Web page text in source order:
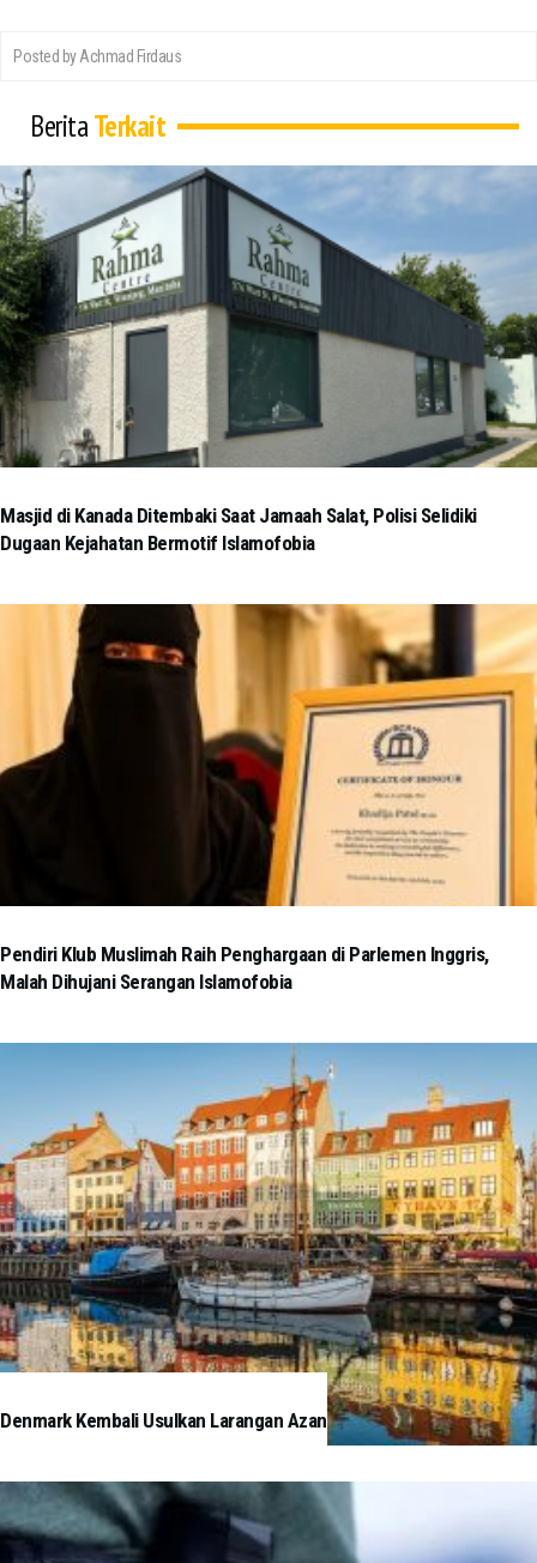
Posted by Achmad Firdaus
BeritaTerkait
Masjid di Kanada Ditembaki Saat Jamaah Salat, Polisi Selidiki
Dugaan Kejahatan Bermotif Islamofobia
Pendiri Klub Muslimah Raih Penghargaan di Parlemen Inggris,
Malah Dihujani Serangan Islamofobia
Denmark Kembali Usulkan Larangan Azan